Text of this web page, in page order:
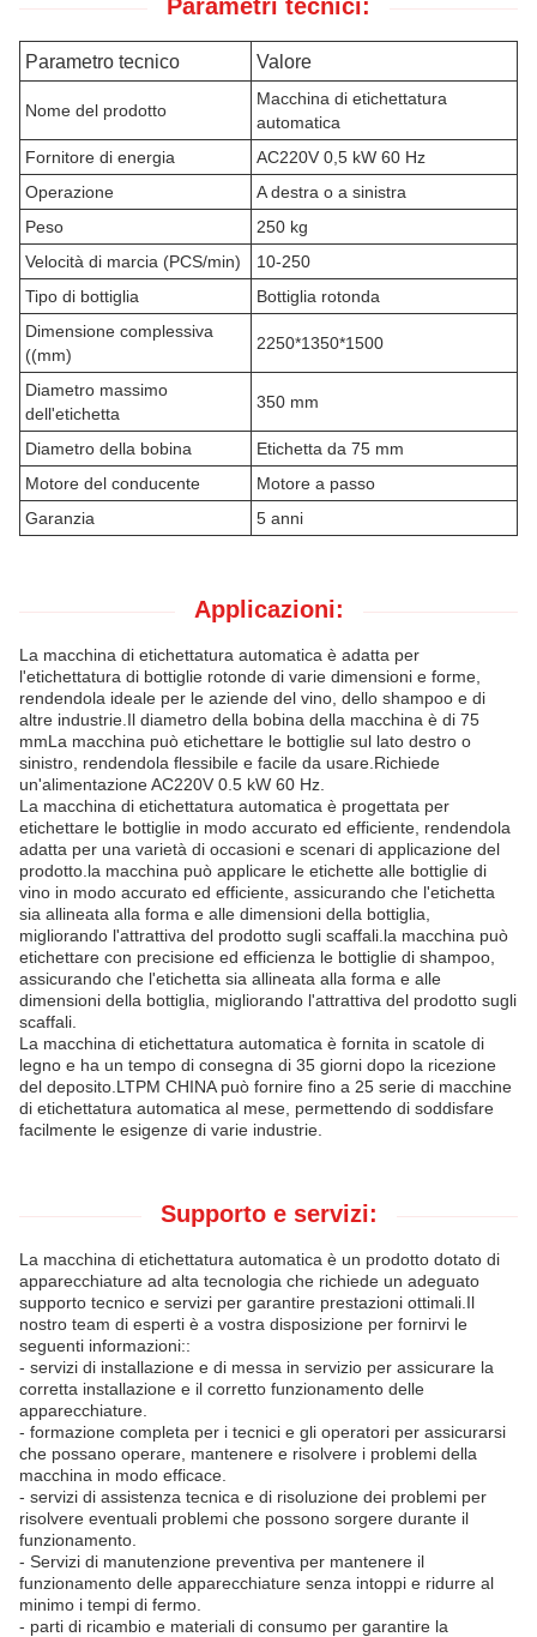
Parametri tecnici:
Parametro tecnico Valore
Nome del prodotto
Macchina di etichettatura
automatica
Fornitore di energia
AC220V 0,5 kW 60 Hz
Operazione
A destra o a sinistra
Peso
250 kg
Velocità di marcia (PCS/min)
10-250
Tipo di bottiglia
Bottiglia rotonda
Dimensione complessiva
((mm)
2250*1350*1500
Diametro massimo
dell'etichetta
350 mm
Diametro della bobina
Etichetta da 75 mm
Motore del conducente
Motore a passo
Garanzia
5 anni
Applicazioni:
La macchina di etichettatura automatica è adatta per
l'etichettatura di bottiglie rotonde di varie dimensioni e forme,
rendendola ideale per le aziende del vino, dello shampoo e di
altre industrie.Il diametro della bobina della macchina è di 75
mmLa macchina può etichettare le bottiglie sul lato destro o
sinistro, rendendola flessibile e facile da usare.Richiede
un'alimentazione AC220V 0.5 kW 60 Hz.
La macchina di etichettatura automatica è progettata per
etichettare le bottiglie in modo accurato ed efficiente, rendendola
adatta per una varietà di occasioni e scenari di applicazione del
prodotto.la macchina può applicare le etichette alle bottiglie di
vino in modo accurato ed efficiente, assicurando che l'etichetta
sia allineata alla forma e alle dimensioni della bottiglia,
migliorando l'attrattiva del prodotto sugli scaffali.la macchina può
etichettare con precisione ed efficienza le bottiglie di shampoo,
assicurando che l'etichetta sia allineata alla forma e alle
dimensioni della bottiglia, migliorando l'attrattiva del prodotto sugli
scaffali.
La macchina di etichettatura automatica è fornita in scatole di
legno e ha un tempo di consegna di 35 giorni dopo la ricezione
del deposito.LTPM CHINA può fornire fino a 25 serie di macchine
di etichettatura automatica al mese, permettendo di soddisfare
facilmente le esigenze di varie industrie.
Supporto e servizi:
La macchina di etichettatura automatica è un prodotto dotato di
apparecchiature ad alta tecnologia che richiede un adeguato
supporto tecnico e servizi per garantire prestazioni ottimali.Il
nostro team di esperti è a vostra disposizione per fornirvi le
seguenti informazioni::
- servizi di installazione e di messa in servizio per assicurare la
corretta installazione e il corretto funzionamento delle
apparecchiature.
- formazione completa per i tecnici e gli operatori per assicurarsi
che possano operare, mantenere e risolvere i problemi della
macchina in modo efficace.
- servizi di assistenza tecnica e di risoluzione dei problemi per
risolvere eventuali problemi che possono sorgere durante il
funzionamento.
- Servizi di manutenzione preventiva per mantenere il
funzionamento delle apparecchiature senza intoppi e ridurre al
minimo i tempi di fermo.
- parti di ricambio e materiali di consumo per garantire la